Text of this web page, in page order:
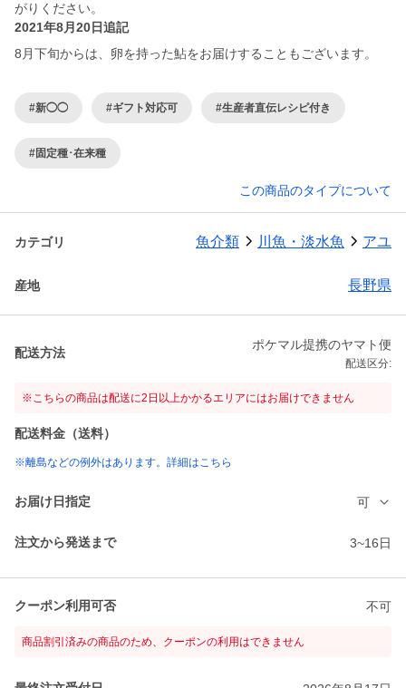
がりください。
2021年8月20日追記
8月下旬からは、卵を持った鮎をお届けすることもございます。
#新◯◯ #ギフト対応可 #生産者直伝レシピ付き
#固定種･在来種
この商品のタイプについて
カテゴリ 魚介類 川魚・淡水魚 アユ
産地 長野県
配送方法
ポケマル提携のヤマト便
配送区分:
※こちらの商品は配送に2日以上かかるエリアにはお届けできません
配送料金（送料）
※離島などの例外はあります。詳細はこちら
お届け日指定 可
注文から発送まで 3~16日
クーポン利用可否 不可
商品割引済みの商品のため、クーポンの利用はできません